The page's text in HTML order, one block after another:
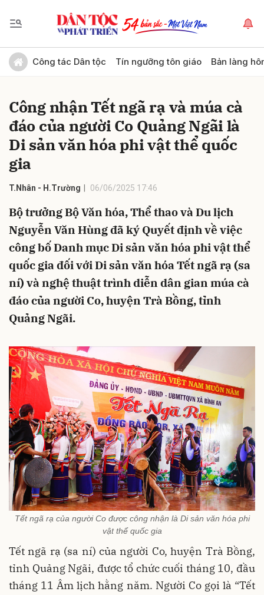
Công tác Dân tộc Tín ngưỡng tôn giáo Bản làng
Công nhận Tết ngã rạ và múa cà
đáo của người Co Quảng Ngãi là
Di sản văn hóa phi vật thể quốc
gia
T.Nhân - H.Trường 06/06/2025 17:46
Bộ trưởng Bộ Văn hóa, Thể thao và Du lịch
Nguyễn Văn Hùng đã ký Quyết định về việc
công bố Danh mục Di sản văn hóa phi vật thể
quốc gia đối với Di sản văn hóa Tết ngã rạ (sa
ní) và nghệ thuật trình diễn dân gian múa cà
đáo của người Co, huyện Trà Bồng, tỉnh
Quảng Ngãi.
Tết ngã rạ của người Co được công nhận là Di sản văn hóa phi
vật thể quốc gia
Tết ngã rạ (sa ní) của người Co, huyện Trà Bồng,
tỉnh Quảng Ngãi, được tổ chức cuối tháng 10, đầu
tháng 11 Âm lịch hằng năm. Người Co gọi là “Tết
Gửi bình luận